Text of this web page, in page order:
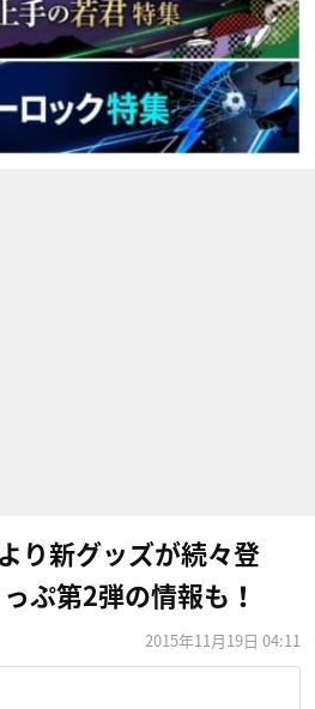
り新グッズが続々登
ぷ第2弾の情報も！
2015年11月19日 04:11